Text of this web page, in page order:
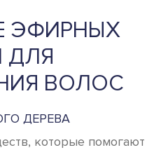
ЭФИРНЫХ
ДЛЯ
ВОЛОС
ДЕРЕВА
которые помогают